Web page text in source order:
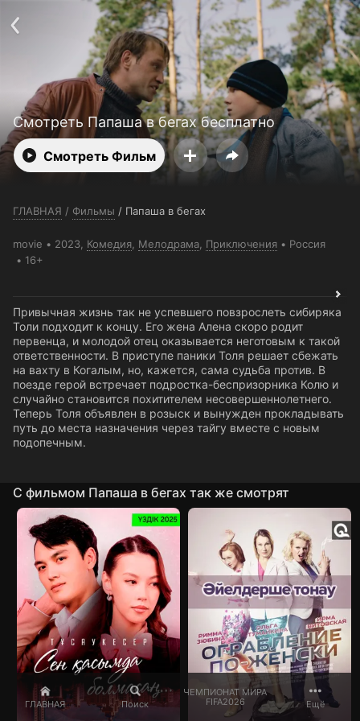
ГЛАВНАЯ Поиск
ЧЕМПИОНАТ МИРА
FIFA2026
Ещё
Смотреть Папаша в бегах бесплатно
Смотреть Фильм
ГЛАВНАЯ / Фильмы / Папаша в бегах
movie 2023, Комедия Мелодрама Приключения
Россия
16+
Привычная жизнь так не успевшего повзрослеть сибиряка
Толи подходит к концу. Его жена Алена скоро родит
первенца, и молодой отец оказывается неготовым к такой
ответственности. В приступе паники Толя решает сбежать
на вахту в Когалым, но, кажется, сама судьба против. В
поезде герой встречает подростка-беспризорника Колю и
случайно становится похитителем несовершеннолетнего.
Теперь Толя объявлен в розыск и вынужден прокладывать
путь до места назначения через тайгу вместе с новым
подопечным.
C фильмом Папаша в бегах так же смотрят
+7 (727) 323 10 92
Пользовательское соглашение
Политика конфиденциальности
Открыть приложение
Ввести промокод